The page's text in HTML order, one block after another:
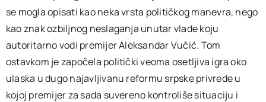
se mogla opisati kao neka vrsta političkog manevra, nego
kao znak ozbiljnog neslaganja unutar vlade koju
autoritarno vodi premijer Aleksandar Vučić. Tom
ostavkom je započela politički veoma osetljiva igra oko
ulaska u dugo najavljivanu reformu srpske privrede u
kojoj premijer za sada suvereno kontroliše situaciju i